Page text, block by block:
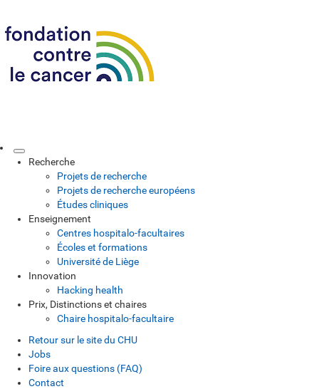
Recherche
Projets de recherche
Projets de recherche européens
Études cliniques
Enseignement
Centres hospitalo-facultaires
Écoles et formations
Université de Liège
Innovation
Hacking health
Prix, Distinctions et chaires
Chaire hospitalo-facultaire
Retour sur le site du CHU
Jobs
Foire aux questions (FAQ)
Contact